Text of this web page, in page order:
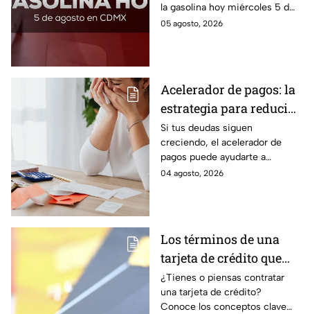
la gasolina hoy miércoles 5 de
agosto 2026; aquí te dejamos
05 agosto, 2026
Acelerador de pagos: la
estrategia para reducir
tus deudas más rápido
y recuperar el control
de tus finanzas
Si tus deudas siguen
creciendo, el acelerador de
pagos puede ayudarte a
ordenar tus finanzas, priorizar
04 agosto, 2026
Los términos de una
tarjeta de crédito que
debes entender para
evitar deudas
¿Tienes o piensas contratar
una tarjeta de crédito?
Conoce los conceptos clave